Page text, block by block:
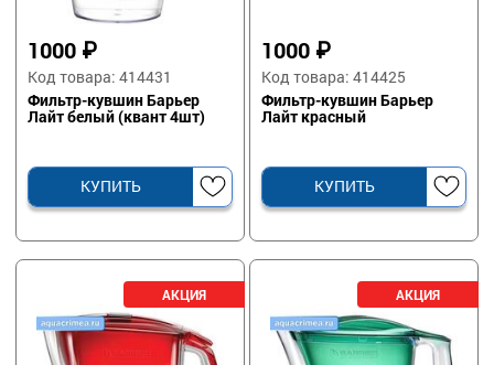
1000 ₽
Код товара: 414431
Фильтр-кувшин Барьер
Лайт белый (квант 4шт)
КУПИТЬ
1000 ₽
Код товара: 414425
Фильтр-кувшин Барьер
Лайт красный
КУПИТЬ